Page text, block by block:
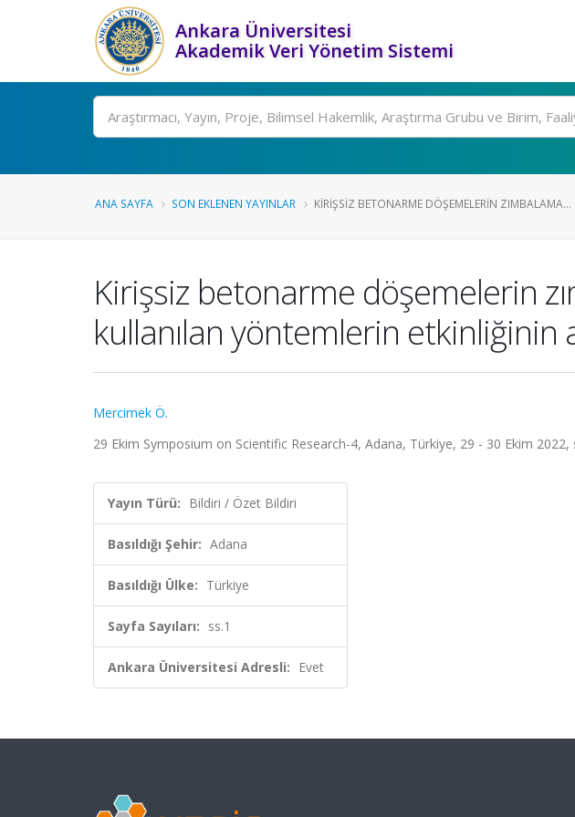
Ankara Üniversitesi
Akademik Veri Yönetim Sistemi
Ara
ANA SAYFA SON EKLENEN YAYINLAR KIRIŞSIZ BETONARME DÖŞEMELERIN ZIMBALAMA...
Kirişsiz betonarme döşemelerin
kullanılan yöntemlerin etkinliğinin
Mercimek Ö.
29 Ekim Symposium on Scientific Research-4, Adana, Türkiye, 29 - 30 Ekim 2022,
Yayın Türü: Bildiri / Özet Bildiri
Basıldığı Şehir: Adana
Basıldığı Ülke: Türkiye
Sayfa Sayıları: ss.1
Ankara Üniversitesi Adresli: Evet